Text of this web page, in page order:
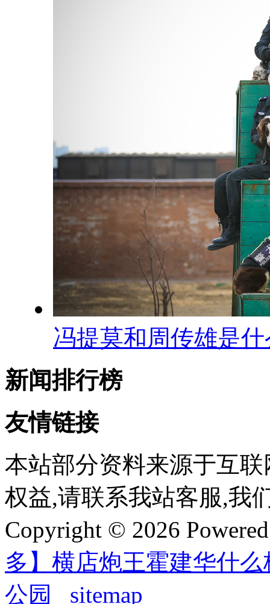
冯提莫和周传雄是
新闻排行榜
友情链接
本站部分资料来源于互
权益,请联系我站客服,我
Copyright © 2026
多】横店炮王霍建华什么
公园
sitemap